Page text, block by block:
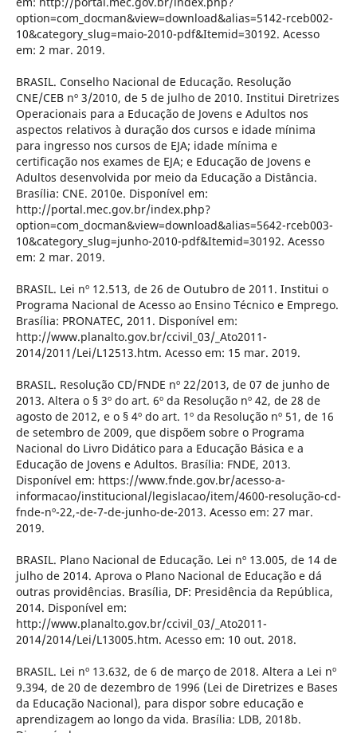
option=com_docman&view=download&alias=5142-rceb002-
10&category_slug=maio-2010-pdf&Itemid=30192. Acesso
em: 2 mar. 2019.
BRASIL. Conselho Nacional de Educação. Resolução
CNE/CEB nº 3/2010, de 5 de julho de 2010. Institui Diretrizes
Operacionais para a Educação de Jovens e Adultos nos
aspectos relativos à duração dos cursos e idade mínima
para ingresso nos cursos de EJA; idade mínima e
certificação nos exames de EJA; e Educação de Jovens e
Adultos desenvolvida por meio da Educação a Distância.
Brasília: CNE. 2010e. Disponível em:
http://portal.mec.gov.br/index.php?
option=com_docman&view=download&alias=5642-rceb003-
10&category_slug=junho-2010-pdf&Itemid=30192. Acesso
em: 2 mar. 2019.
BRASIL. Lei nº 12.513, de 26 de Outubro de 2011. Institui o
Programa Nacional de Acesso ao Ensino Técnico e Emprego.
Brasília: PRONATEC, 2011. Disponível em:
http://www.planalto.gov.br/ccivil_03/_Ato2011-
2014/2011/Lei/L12513.htm. Acesso em: 15 mar. 2019.
BRASIL. Resolução CD/FNDE nº 22/2013, de 07 de junho de
2013. Altera o § 3º do art. 6º da Resolução nº 42, de 28 de
agosto de 2012, e o § 4º do art. 1º da Resolução nº 51, de 16
de setembro de 2009, que dispõem sobre o Programa
Nacional do Livro Didático para a Educação Básica e a
Educação de Jovens e Adultos. Brasília: FNDE, 2013.
Disponível em: https://www.fnde.gov.br/acesso-a-
informacao/institucional/legislacao/item/4600-resolução-cd-
fnde-nº-22,-de-7-de-junho-de-2013. Acesso em: 27 mar.
2019.
BRASIL. Plano Nacional de Educação. Lei nº 13.005, de 14 de
julho de 2014. Aprova o Plano Nacional de Educação e dá
outras providências. Brasília, DF: Presidência da República,
2014. Disponível em:
http://www.planalto.gov.br/ccivil_03/_Ato2011-
2014/2014/Lei/L13005.htm. Acesso em: 10 out. 2018.
BRASIL. Lei nº 13.632, de 6 de março de 2018. Altera a Lei nº
9.394, de 20 de dezembro de 1996 (Lei de Diretrizes e Bases
da Educação Nacional), para dispor sobre educação e
aprendizagem ao longo da vida. Brasília: LDB, 2018b.